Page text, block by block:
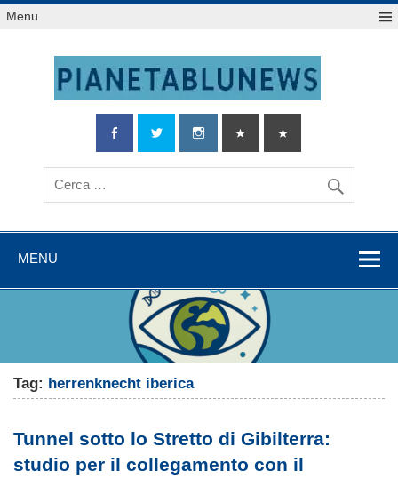
Salta
alMenu
MENU
Tag: herrenknecht iberica
Tunnel sotto lo Stretto di Gibilterra:
studio per il collegamento con il